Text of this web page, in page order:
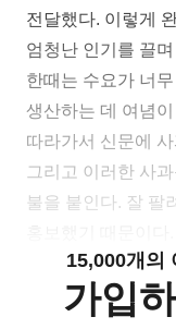
전달했다. 이렇게
엄청난 인기를 끌
한때는 수요가 너
생산하는 데 여념
따라가서 신문에
그리고 이러한 사
불을 붙인다. 잘 팔
15,000개의
가입